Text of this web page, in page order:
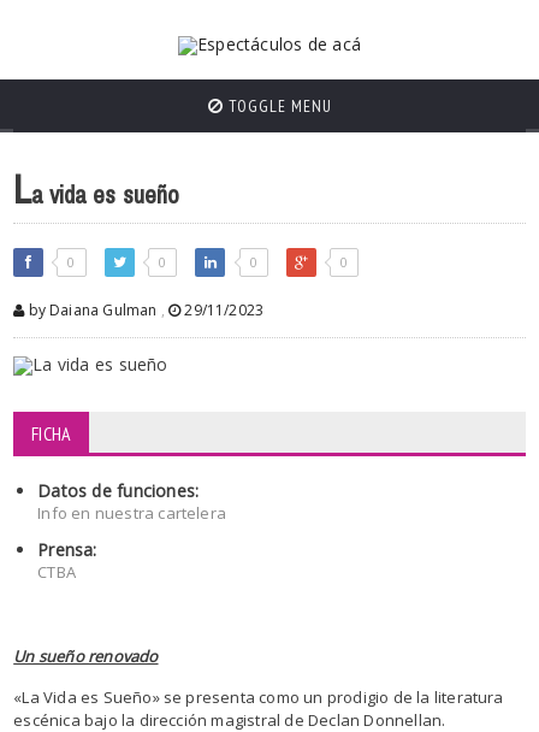
TOGGLE MENU
La vida es sueño
0 0 0 0
by Daiana Gulman , 29/11/2023
FICHA
Datos de funciones:
Info en nuestra cartelera
Prensa:
CTBA
Un sueño renovado
«La Vida es Sueño» se presenta como un prodigio de la literatura
escénica bajo la dirección magistral de Declan Donnellan.